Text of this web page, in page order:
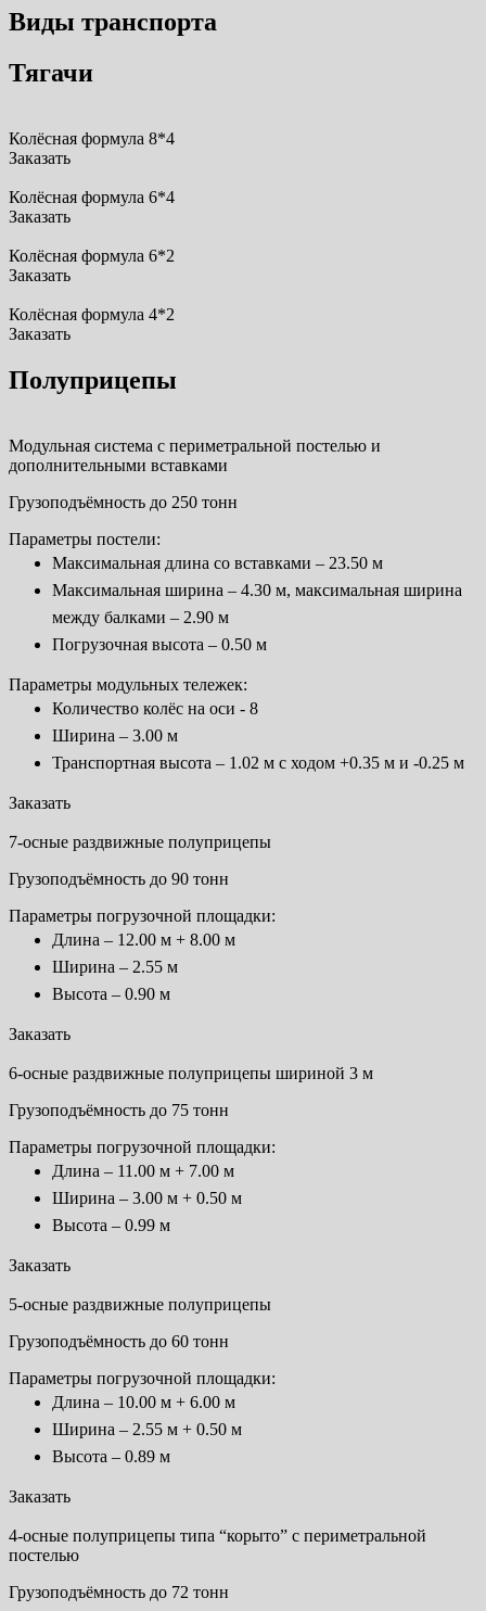
Виды транспорта
Тягачи
Колёсная формула 8*4
Заказать
Колёсная формула 6*4
Заказать
Колёсная формула 6*2
Заказать
Колёсная формула 4*2
Заказать
Полуприцепы
Модульная система с периметральной постелью и
дополнительными вставками
Грузоподъёмность до 250 тонн
Параметры постели:
Максимальная длина со вставками – 23.50 м
Максимальная ширина – 4.30 м, максимальная ширина
между балками – 2.90 м
Погрузочная высота – 0.50 м
Параметры модульных тележек:
Количество колёс на оси - 8
Ширина – 3.00 м
Транспортная высота – 1.02 м с ходом +0.35 м и -0.25 м
Заказать
7-осные раздвижные полуприцепы
Грузоподъёмность до 90 тонн
Параметры погрузочной площадки:
Длина – 12.00 м + 8.00 м
Ширина – 2.55 м
Высота – 0.90 м
Заказать
6-осные раздвижные полуприцепы шириной 3 м
Грузоподъёмность до 75 тонн
Параметры погрузочной площадки:
Длина – 11.00 м + 7.00 м
Ширина – 3.00 м + 0.50 м
Высота – 0.99 м
Заказать
5-осные раздвижные полуприцепы
Грузоподъёмность до 60 тонн
Параметры погрузочной площадки:
Длина – 10.00 м + 6.00 м
Ширина – 2.55 м + 0.50 м
Высота – 0.89 м
Заказать
4-осные полуприцепы типа “корыто” с периметральной
постелью
Грузоподъёмность до 72 тонн